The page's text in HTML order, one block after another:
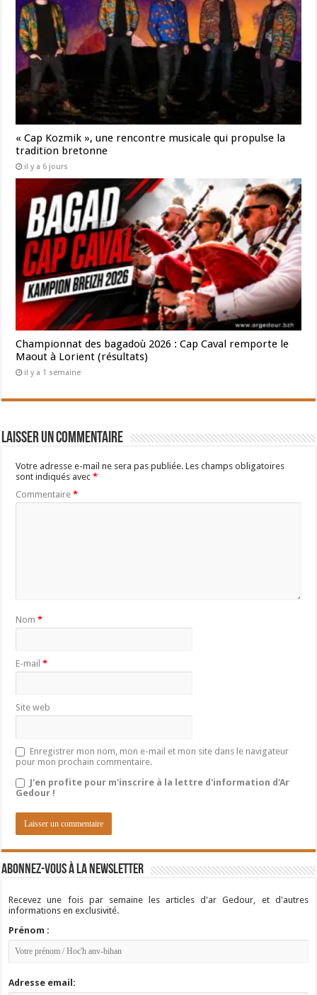
« Cap Kozmik », une rencontre musicale qui propulse la
tradition bretonne
il y a 6 jours
Championnat des bagadoù 2026 : Cap Caval remporte le
Maout à Lorient (résultats)
il y a 1 semaine
Laisser un commentaire
Votre adresse e-mail ne sera pas publiée. Les champs obligatoires
sont indiqués avec*
Commentaire*
Nom*
E-mail*
Site web
Enregistrer mon nom, mon e-mail et mon site dans le navigateur
pour mon prochain commentaire.
J'en profite pour m'inscrire à la lettre d'information d'Ar
Gedour !
Abonnez-vous à la newsletter
Recevez une fois par semaine les articles d'ar Gedour, et d'autres
informations en exclusivité.
Prénom :
Adresse email: